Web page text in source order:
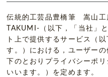
伝統的工芸品豊橋筆 嵩山
TAKUMI-（以下，「当社」
ト上で提供するサービス（
す。）における，ユーザー
下のとおりプライバシーポ
いいます。）を定めます。